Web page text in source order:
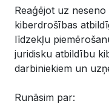
Reaģējot uz
kiberdrošības
līdzekļu
juridisku atbildību
darbiniekiem un
Runāsim par: